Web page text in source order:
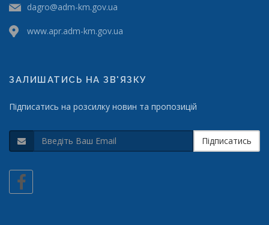
dagro@adm-km.gov.ua
www.apr.adm-km.gov.ua
ЗАЛИШАТИСЬ НА ЗВ'ЯЗКУ
Підписатись на розсилку новин та пропозицій
Підписатись